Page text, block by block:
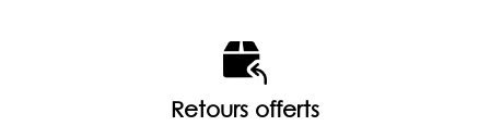
Retours offerts